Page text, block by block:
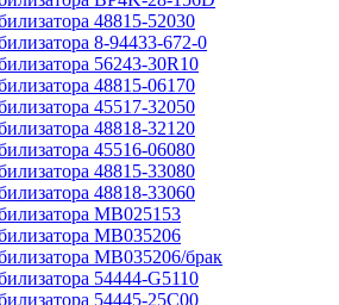
48815-52030
8-94433-672-0
56243-30R10
48815-06170
45517-32050
48818-32120
45516-06080
48815-33080
48818-33060
MB025153
MB035206
MB035206/брак
54444-G5110
54445-25C00